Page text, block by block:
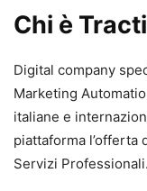
Chi è
Digital company
Marketing
italiane e
piattaforma
Servizi Professionali.